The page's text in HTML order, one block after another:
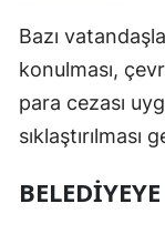
Bazı
konulması,
para cezası